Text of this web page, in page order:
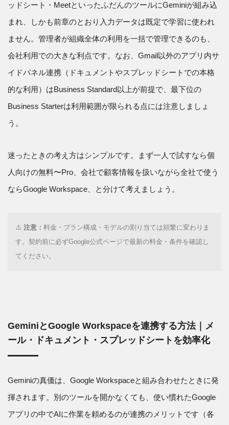
ッドシート・MeetといったふだんのツールにGeminiが組み込
まれ、しかも前章のとおり入力データは既定で学習に使われ
ません。管理者が組織全体の利用を一括で管理できるのも、
会社利用での大きな利点です。なお、Gmail以外のアプリ内サ
イドパネル連携（ドキュメントやスプレッドシートでの本格
的な利用）はBusiness Standard以上が前提で、最下位の
Business Starterは利用範囲が限られる点には注意しましょ
う。
迷ったときの考え方はシンプルです。まず一人で試すなら個
人向けの無料〜Pro、会社で顧客情報を扱いながら全社で使う
ならGoogle Workspace、と分けて考えましょう。
⚠️ 注意： 料金・プラン構成・モデルの割り当ては頻繁に変わりま
す。契約前に必ずGoogle公式ページで最新の料金・条件を確認し
てください。
GeminiとGoogle Workspaceを連携する方法｜メ
ール・ドキュメント・スプレッドシートを効率化
Geminiの真価は、Google Workspaceと組み合わせたときに発
揮されます。別のツールを開かなくても、使い慣れたGoogle
アプリの中でAIに作業を頼めるのが連携のメリットです（各